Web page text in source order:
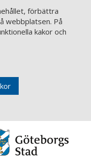
förbättra
webbplatsen. På
kakor och